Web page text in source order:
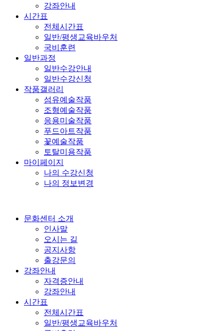
강좌안내
시간표
전체시간표
일반/평생교육바우처
국비훈련
일반과정
일반수강안내
일반수강신청
작품갤러리
섬유예술작품
조형예술작품
응용미술작품
푸드아트작품
꽃예술작품
토탈미용작품
마이페이지
나의 수강신청
나의 정보변경
문화센터 소개
인사말
오시는 길
공지사항
출강문의
강좌안내
자격증안내
강좌안내
시간표
전체시간표
일반/평생교육바우처